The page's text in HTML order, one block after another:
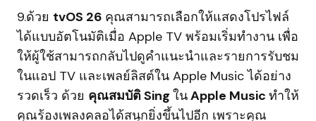
9.ด้วย tvOS 26 คุณสามารถเลือกให้แสดงโปรไฟล์
ได้แบบอัตโนมัติเมื่อ Apple TV พร้อมเริ่มทำงาน เพื่อ
ให้ผู้ใช้สามารถกลับไปดูคำแนะนำและรายการรับชม
ในแอป TV และเพลย์ลิสต์ใน Apple Music ได้อย่าง
รวดเร็ว ด้วย คุณสมบัติ Sing ในApple Music ทำให้
คุณร้องเพลงคลอได้สนุกยิ่งขึ้นไปอีก เพราะคุณ